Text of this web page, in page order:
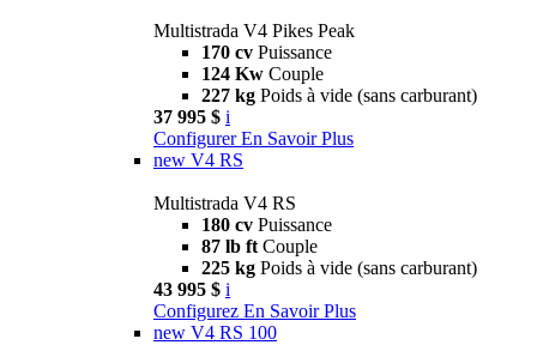
Multistrada V4 Pikes Peak
170 cv Puissance
124 Kw Couple
227 kg Poids à vide (sans carburant)
37 995 $ i
Configurer En Savoir Plus
new V4 RS
Multistrada V4 RS
180 cv Puissance
87 lb ft Couple
225 kg Poids à vide (sans carburant)
43 995 $ i
Configurez En Savoir Plus
new V4 RS 100